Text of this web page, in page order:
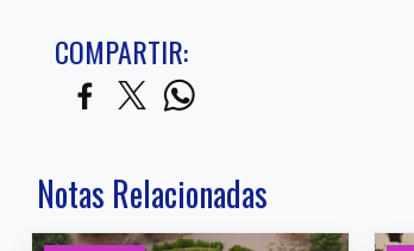
COMPARTIR:
Notas Relacionadas